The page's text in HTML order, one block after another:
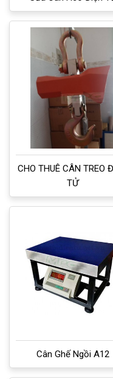
CHO THUÊ CÂN TREO
TỬ
Cân Ghế Ngồi A12